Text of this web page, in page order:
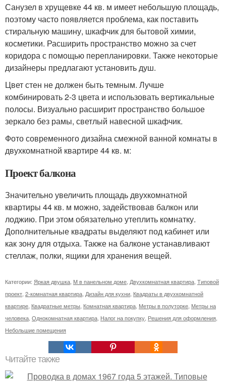
Санузел в хрущевке 44 кв. м имеет небольшую площадь,
поэтому часто появляется проблема, как поставить
стиральную машину, шкафчик для бытовой химии,
косметики. Расширить пространство можно за счет
коридора с помощью перепланировки. Также некоторые
дизайнеры предлагают установить душ.
Цвет стен не должен быть темным. Лучше
комбинировать 2-3 цвета и использовать вертикальные
полосы. Визуально расширит пространство большое
зеркало без рамы, светлый навесной шкафчик.
Фото современного дизайна смежной ванной комнаты в
двухкомнатной квартире 44 кв. м:
Проект балкона
Значительно увеличить площадь двухкомнатной
квартиры 44 кв. м можно, задействовав балкон или
лоджию. При этом обязательно утеплить комнатку.
Дополнительные квадраты выделяют под кабинет или
как зону для отдыха. Также на балконе устанавливают
стеллаж, полки, ящики для хранения вещей.
Категории: Яркая двушка М в панельном доме Двухкомнатная квартира Типовой
проект 2-комнатная квартира Дизайн для кухни Квадраты в двухкомнатной
квартире Квадратные метры Комнатная квартира Метры в полуторке Метры на
человека Однокомнатная квартира Налог на покупку Решения для оформления
Небольшие помещения
Читайте также